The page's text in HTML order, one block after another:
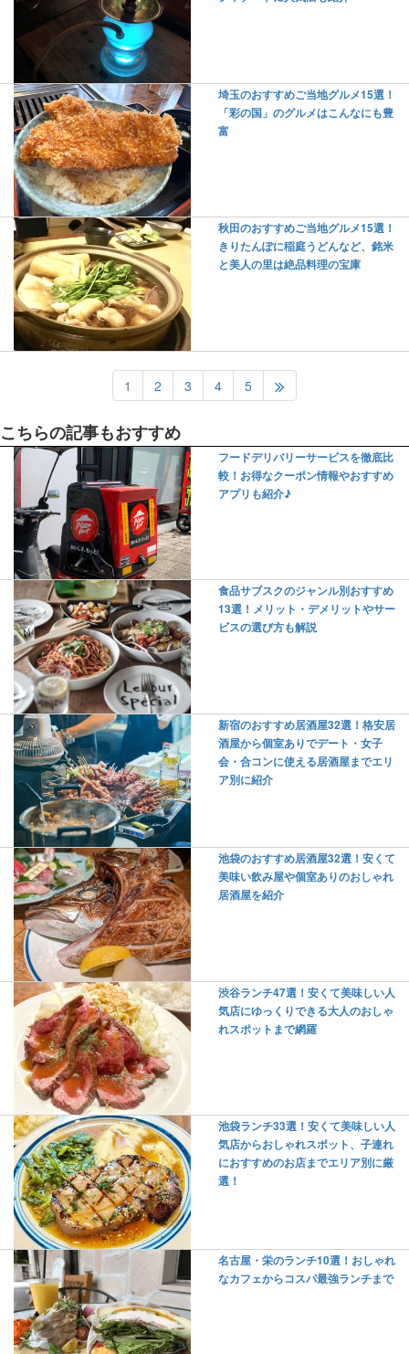
埼玉のおすすめご当地グルメ15選！
「彩の国」のグルメはこんなにも豊
富
秋田のおすすめご当地グルメ15選！
きりたんぽに稲庭うどんなど、銘米
と美人の里は絶品料理の宝庫
1 2 3 4 5
こちらの記事もおすすめ
フードデリバリーサービスを徹底比
較！お得なクーポン情報やおすすめ
アプリも紹介♪
食品サブスクのジャンル別おすすめ
13選！メリット・デメリットやサー
ビスの選び方も解説
新宿のおすすめ居酒屋32選！格安居
酒屋から個室ありでデート・女子
会・合コンに使える居酒屋までエリ
ア別に紹介
池袋のおすすめ居酒屋32選！安くて
美味い飲み屋や個室ありのおしゃれ
居酒屋を紹介
渋谷ランチ47選！安くて美味しい人
気店にゆっくりできる大人のおしゃ
れスポットまで網羅
池袋ランチ33選！安くて美味しい人
気店からおしゃれスポット、子連れ
におすすめのお店までエリア別に厳
選！
名古屋・栄のランチ10選！おしゃれ
なカフェからコスパ最強ランチまで